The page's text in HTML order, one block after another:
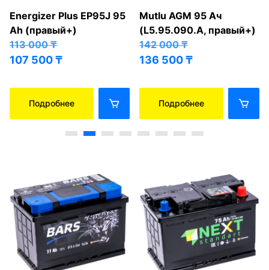
Energizer Plus EP95J 95
Ah (правый+)
113 000₸
107 500₸
Подробнее
Mutlu AGM 95 Ач
(L5.95.090.A, правый+)
142 000₸
136 500₸
Подробнее